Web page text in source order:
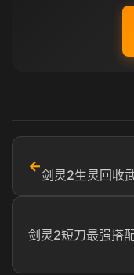
←
剑灵2生灵回收
剑灵2短刀最强搭